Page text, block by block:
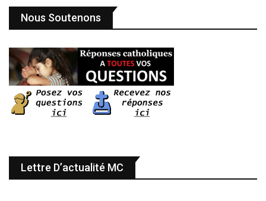
Nous Soutenons
Lettre D’actualité MC